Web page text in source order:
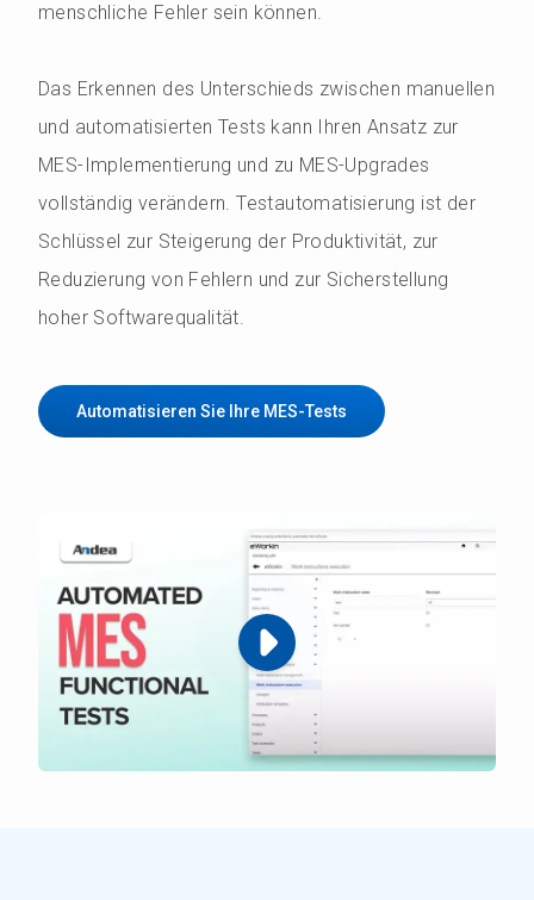
menschliche Fehler sein können.
Das Erkennen des Unterschieds zwischen manuellen
und automatisierten Tests kann Ihren Ansatz zur
MES-Implementierung und zu MES-Upgrades
vollständig verändern. Testautomatisierung ist der
Schlüssel zur Steigerung der Produktivität, zur
Reduzierung von Fehlern und zur Sicherstellung
hoher Softwarequalität.
Automatisieren Sie Ihre MES-Tests